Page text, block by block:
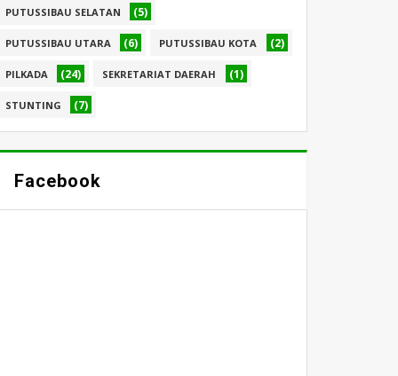
PUTUSSIBAU SELATAN (5)
PUTUSSIBAU UTARA (6) PUTUSSIBAU KOTA (2)
PILKADA (24) SEKRETARIAT DAERAH (1)
STUNTING (7)
Facebook